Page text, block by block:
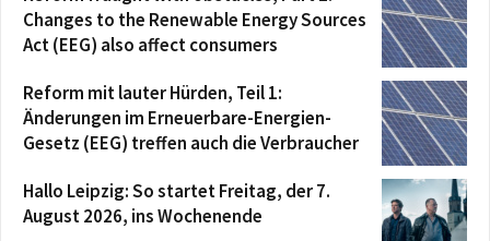
Changes to the Renewable Energy Sources
Act (EEG) also affect consumers
Reform mit lauter Hürden, Teil 1:
Änderungen im Erneuerbare-Energien-
Gesetz (EEG) treffen auch die Verbraucher
Hallo Leipzig: So startet Freitag, der 7.
August 2026, ins Wochenende